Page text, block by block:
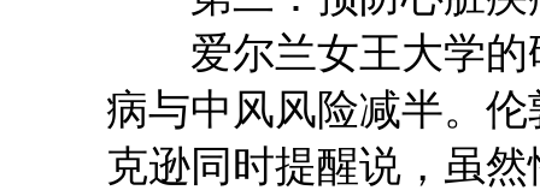
爱尔兰女王大学的
病与中风风险减半。
克逊同时提醒说，虽